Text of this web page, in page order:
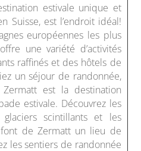
estivale unique et
Suisse, est l’endroit idéal!
européennes les plus
une variété d’activités
raffinés et des hôtels de
un séjour de randonnée,
est la destination
estivale. Découvrez les
glaciers scintillants et les
de Zermatt un lieu de
les sentiers de randonnée